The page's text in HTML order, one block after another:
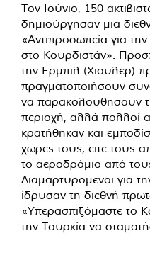
Τον Ιούνιο, 150
δημιούργησαν μια
«Αντιπροσωπεία για
στο Κουρδιστάν».
την Ερμπίλ (Χιούλερ)
πραγματοποιήσουν
να παρακολουθήσουν
περιοχή, αλλά πολλοί
κρατήθηκαν και
χώρες τους, είτε τους
το αεροδρόμιο από
Διαμαρτυρόμενοι για
ίδρυσαν τη διεθνή
«Υπερασπιζόμαστε το
την Τουρκία να